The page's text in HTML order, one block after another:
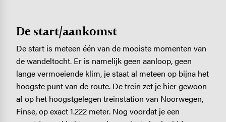
De start/aankomst
De start is meteen één van de mooiste momenten van
de wandeltocht. Er is namelijk geen aanloop, geen
lange vermoeiende klim, je staat al meteen op bijna het
hoogste punt van de route. De trein zet je hier gewoon
af op het hoogstgelegen treinstation van Noorwegen,
Finse, op exact 1.222 meter. Nog voordat je een